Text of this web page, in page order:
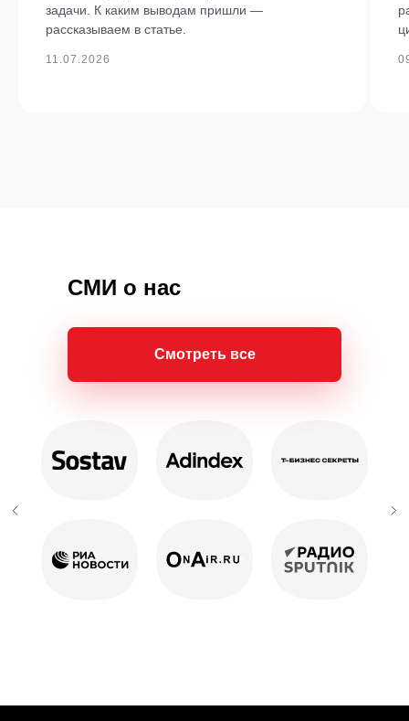
задачи. К каким выводам пришли —
рассказываем в статье.
11.07.2026
СМИ о нас
Смотреть все